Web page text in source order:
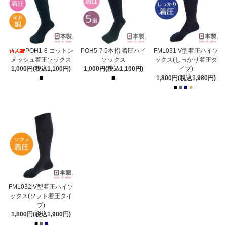
POH1-8 コットン
メッシュ着圧ソックス
1,000円(税込1,100円)
■
POH5-7 5本指 着圧ハイ
ソックス
1,000円(税込1,100円)
■
FML031 V型着圧ハイソ
ックス(しっかり着圧タ
イプ)
1,800円(税込1,980円)
■ ■ ■ ■
FML032 V型着圧ハイソ
ックス(ソフト着圧タイ
プ)
1,800円(税込1,980円)
■ ■ ■